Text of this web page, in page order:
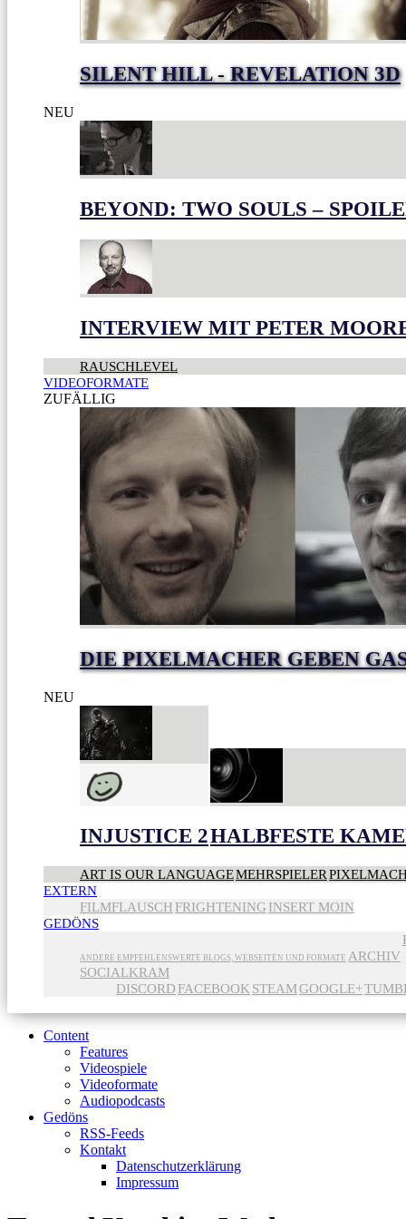
SILENT HILL - REVELATION 3D
NEU
BEYOND: TWO SOULS –
INTERVIEW MIT PETER
RAUSCHLEVEL
VIDEOFORMATE
ZUFÄLLIG
DIE PIXELMACHER GEBEN
NEU
INJUSTICE 2HALBFESTE
ART IS OUR LANGUAGEMEHRSPIELER
EXTERN
FILMFLAUSCH FRIGHTENING INSERT MOIN
GEDÖNS
ANDERE EMPFEHLENSWERTE BLOGS, WEBSEITEN UND FORMATE ARCHIV
SOCIALKRAM
DISCORD FACEBOOK STEAMGOOGLE+
Content
Features
Videospiele
Videoformate
Audiopodcasts
Gedöns
RSS-Feeds
Kontakt
Datenschutzerklärung
Impressum